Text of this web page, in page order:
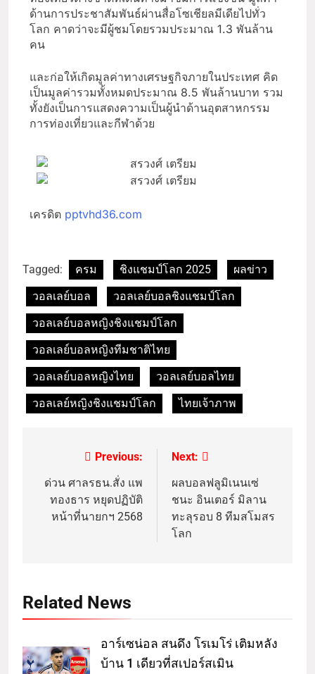
ด้านการประชาสัมพันธ์ผ่านสื่อโซเชียลมีเดียไปทั่ว
โลก คาดว่าจะมีผู้ชมโดยรวมประมาณ 1.3 พันล้าน
คน
และก่อให้เกิดมูลค่าทางเศรษฐกิจภายในประเทศ คิด
เป็นมูลค่ารวมทั้งหมดประมาณ 8.5 พันล้านบาท รวม
ทั้งยังเป็นการแสดงความเป็นผู้นำด้านอุตสาหกรรม
การท่องเที่ยวและกีฬาด้วย
เครดิต pptvhd36.com
Tagged: ครม ชิงแชมป์โลก 2025
ผลข่าว
วอลเลย์บอล
วอลเลย์บอลชิงแชมป์โลก
วอลเลย์บอลหญิงชิงแชมป์โลก
วอลเลย์บอลหญิงทีมชาติไทย
วอลเลย์บอลหญิงไทย
วอลเลย์บอลไทย
วอลเลย์หญิงชิงแชมป์โลก
ไทยเจ้าภาพ
Previous:
ด่วน ศาลรธน.สั่ง แพ
ทองธาร หยุดปฏิบัติ
หน้าที่นายกฯ 2568
Next:
ผลบอลฟลูมิเนนเซ่
ชนะ อินเตอร์ มิลาน
ทะลุรอบ 8 ทีมสโมสร
โลก
Related News
อาร์เซน่อล สนดึง โรเมโร่ เติมหลัง
บ้าน 1 เดียวที่สเปอร์สเมิน